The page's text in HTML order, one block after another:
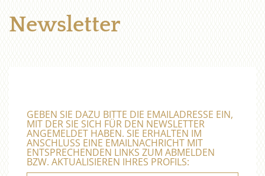
Newsletter
GEBEN SIE DAZU BITTE DIE EMAILADRESSE EIN,
MIT DER SIE SICH FÜR DEN NEWSLETTER
ANGEMELDET HABEN. SIE ERHALTEN IM
ANSCHLUSS EINE EMAILNACHRICHT MIT
ENTSPRECHENDEN LINKS ZUM ABMELDEN
BZW. AKTUALISIEREN IHRES PROFILS: